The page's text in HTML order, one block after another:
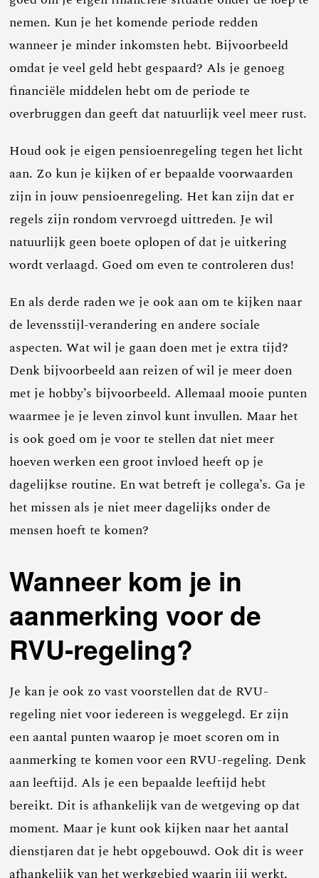
nemen. Kun je het komende periode redden
wanneer je minder inkomsten hebt. Bijvoorbeeld
omdat je veel geld hebt gespaard? Als je genoeg
financiële middelen hebt om de periode te
overbruggen dan geeft dat natuurlijk veel meer rust.
Houd ook je eigen pensioenregeling tegen het licht
aan. Zo kun je kijken of er bepaalde voorwaarden
zijn in jouw pensioenregeling. Het kan zijn dat er
regels zijn rondom vervroegd uittreden. Je wil
natuurlijk geen boete oplopen of dat je uitkering
wordt verlaagd. Goed om even te controleren dus!
En als derde raden we je ook aan om te kijken naar
de levensstijl-verandering en andere sociale
aspecten. Wat wil je gaan doen met je extra tijd?
Denk bijvoorbeeld aan reizen of wil je meer doen
met je hobby’s bijvoorbeeld. Allemaal mooie punten
waarmee je je leven zinvol kunt invullen. Maar het
is ook goed om je voor te stellen dat niet meer
hoeven werken een groot invloed heeft op je
dagelijkse routine. En wat betreft je collega’s. Ga je
het missen als je niet meer dagelijks onder de
mensen hoeft te komen?
Wanneer kom je in
aanmerking voor de
RVU-regeling?
Je kan je ook zo vast voorstellen dat de RVU-
regeling niet voor iedereen is weggelegd. Er zijn
een aantal punten waarop je moet scoren om in
aanmerking te komen voor een RVU-regeling. Denk
aan leeftijd. Als je een bepaalde leeftijd hebt
bereikt. Dit is afhankelijk van de wetgeving op dat
moment. Maar je kunt ook kijken naar het aantal
dienstjaren dat je hebt opgebouwd. Ook dit is weer
afhankelijk van het werkgebied waarin jij werkt.